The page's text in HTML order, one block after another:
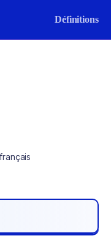
Définitions